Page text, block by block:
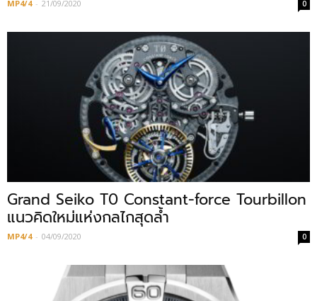
MP4/4 - 21/09/2020 0
Grand Seiko T0 Constant-force Tourbillon
แนวคิดใหม่แห่งกลไกสุดล้ำ
MP4/4 - 04/09/2020 0